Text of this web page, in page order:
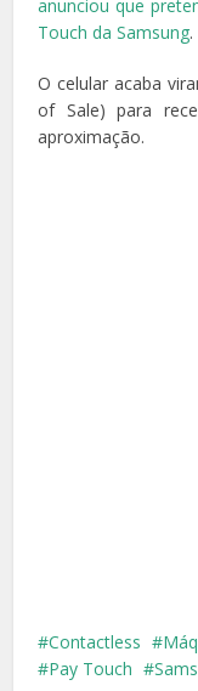
anunciou que
Touch da Samsung.
O celular acaba
of Sale) para
aproximação.
Contactless
Pay Touch